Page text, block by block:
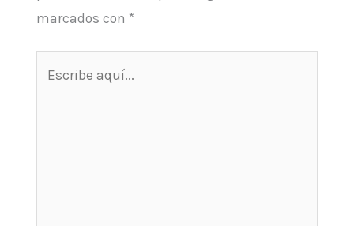
marcados con *